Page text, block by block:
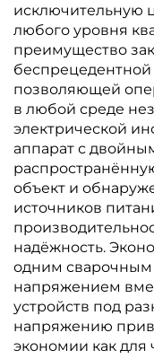
исключительную
любого уровня
преимущество
беспрецедентной
позволяющей
в любой среде
электрической
аппарат с
объект и
источников
надёжность.
одним
напряжением
устройств под
напряжению
экономии как для